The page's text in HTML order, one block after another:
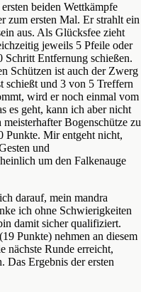
beiden Wettkämpfe
zum ersten Mal. Er strahlt ein
aus. Als Glücksfee zieht
jeweils 5 Pfeile oder
Entfernung schießen.
Schützen ist auch der Zwerg
schießt und 3 von 5 Treffern
wird er noch einmal vom
es geht, kann ich aber nicht
Bogenschütze zu
Punkte. Mir entgeht nicht,
und
um den Falkenauge
darauf, mein mandra
ich ohne Schwierigkeiten
damit sicher qualifiziert.
Punkte) nehmen an diesem
nächste Runde erreicht,
Das Ergebnis der ersten